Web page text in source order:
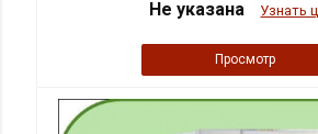
Не указана Узнать
Просмотр